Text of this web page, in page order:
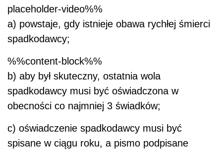
placeholder-video%%
a) powstaje, gdy istnieje obawa rychłej śmierci
spadkodawcy;
%%content-block%%
b) aby był skuteczny, ostatnia wola
spadkodawcy musi być oświadczona w
obecności co najmniej 3 świadków;
c) oświadczenie spadkodawcy musi być
spisane w ciągu roku, a pismo podpisane